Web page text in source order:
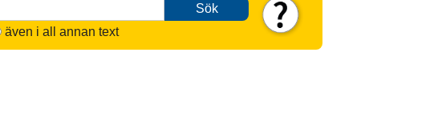
Sök
även i all annan text